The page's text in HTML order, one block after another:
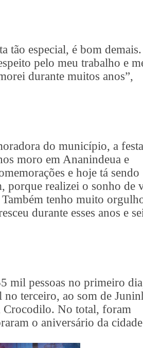
tão especial, é bom demais.
pelo meu trabalho e
durante muitos anos”,
do município, a festa
moro em Ananindeua e
e hoje tá sendo
porque realizei o sonho de
tenho muito
durante esses anos e
mil pessoas no primeiro
terceiro, ao som de
Crocodilo. No total, foram
o aniversário da